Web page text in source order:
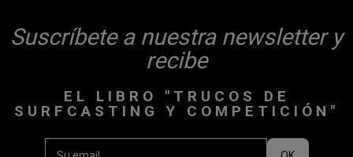
Suscríbete a nuestra newsletter y
recibe
EL LIBRO "TRUCOS DE
SURFCASTING Y COMPETICIÓN"